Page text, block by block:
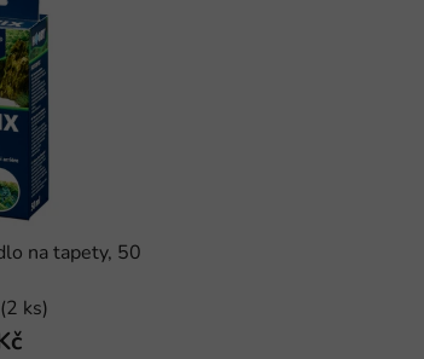
na tapety, 50
(2 ks)